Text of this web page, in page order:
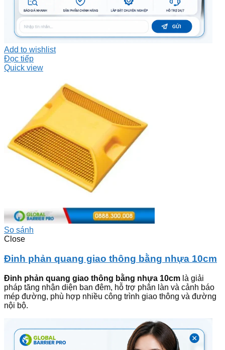
Add to wishlist
Đọc tiếp
Quick view
So sánh
Close
Đinh phản quang giao thông bằng nhựa 10cm
Đinh phản quang giao thông bằng nhựa 10cm là giải
pháp tăng nhận diện ban đêm, hỗ trợ phân làn và cảnh báo
mép đường, phù hợp nhiều công trình giao thông và đường
nội bộ.